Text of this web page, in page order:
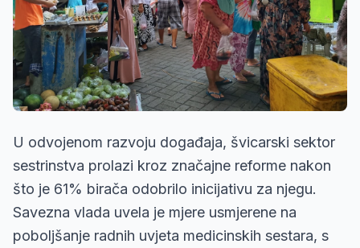
U odvojenom razvoju događaja, švicarski sektor
sestrinstva prolazi kroz značajne reforme nakon
što je 61% birača odobrilo inicijativu za njegu.
Savezna vlada uvela je mjere usmjerene na
poboljšanje radnih uvjeta medicinskih sestara, s